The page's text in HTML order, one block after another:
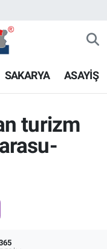
SAKARYA ASAYİŞ
turizm